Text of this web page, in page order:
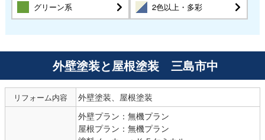
グリーン系 2色以上・多彩
外壁塗装と屋根塗装 三島市中
リフォーム内容 外壁塗装、屋根塗装
外壁プラン：無機プラン
屋根プラン：無機プラン